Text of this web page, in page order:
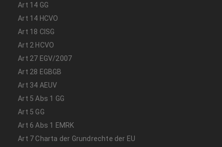
Art 14 GG
Art 14 HCVO
Art 18 CISG
Art 2 HCVO
Art 27 EGV/2007
Art 28 EGBGB
Art 34 AEUV
Art 5 Abs 1 GG
Art 5 GG
Art 6 Abs 1 EMRK
Art 7 Charta der Grundrechte der EU